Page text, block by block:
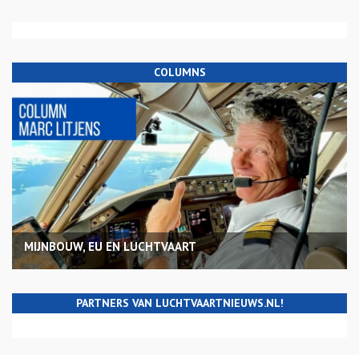
COLUMNS
MIJNBOUW, EU EN LUCHTVAART
PARTNERS VAN LUCHTVAARTNIEUWS.NL!